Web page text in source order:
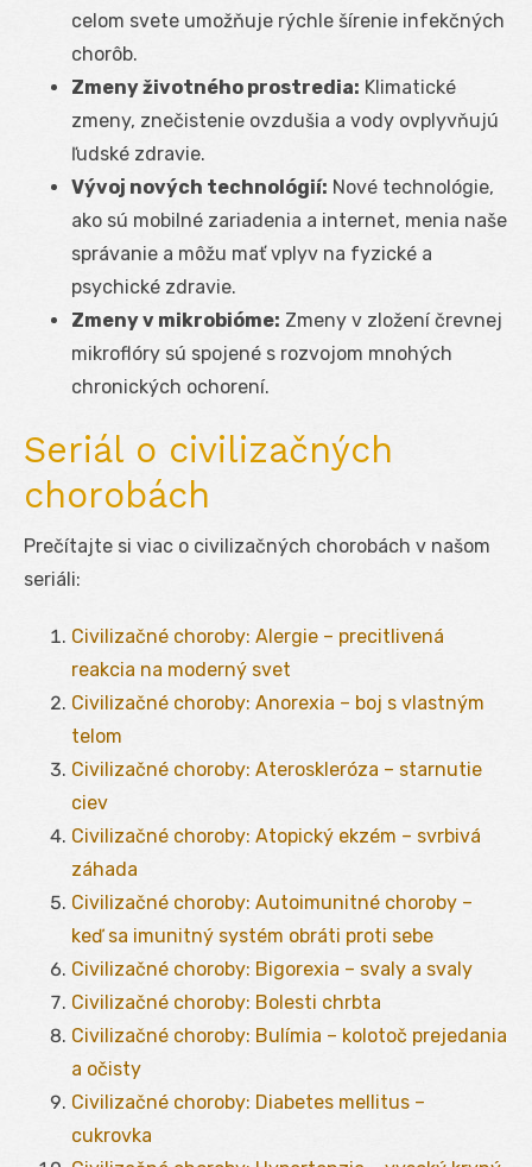
celom svete umožňuje rýchle šírenie infekčných
chorôb.
Zmeny životného prostredia: Klimatické
zmeny, znečistenie ovzdušia a vody ovplyvňujú
ľudské zdravie.
Vývoj nových technológií: Nové technológie,
ako sú mobilné zariadenia a internet, menia naše
správanie a môžu mať vplyv na fyzické a
psychické zdravie.
Zmeny v mikrobióme: Zmeny v zložení črevnej
mikroflóry sú spojené s rozvojom mnohých
chronických ochorení.
Seriál o civilizačných
chorobách
Prečítajte si viac o civilizačných chorobách v našom
seriáli:
Civilizačné choroby: Alergie – precitlivená
reakcia na moderný svet
Civilizačné choroby: Anorexia – boj s vlastným
telom
Civilizačné choroby: Ateroskleróza – starnutie
ciev
Civilizačné choroby: Atopický ekzém – svrbivá
záhada
Civilizačné choroby: Autoimunitné choroby –
keď sa imunitný systém obráti proti sebe
Civilizačné choroby: Bigorexia – svaly a svaly
Civilizačné choroby: Bolesti chrbta
Civilizačné choroby: Bulímia – kolotoč prejedania
a očisty
Civilizačné choroby: Diabetes mellitus –
cukrovka